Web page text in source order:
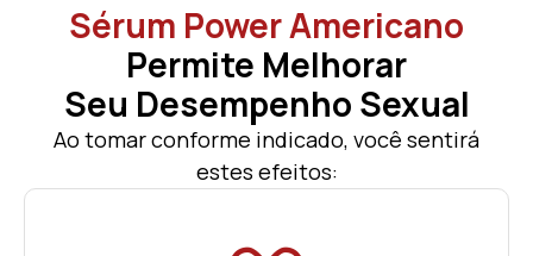
Sérum Power Americano
Permite Melhorar
Seu Desempenho Sexual
Ao tomar conforme indicado, você sentirá
estes efeitos: